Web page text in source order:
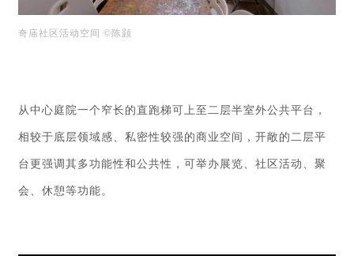
奇庙社区活动空间 ©陈颢
从中心庭院一个窄长的直跑梯可上至二层半室外公共平台，
相较于底层领域感、私密性较强的商业空间，开敞的二层平
台更强调其多功能性和公共性，可举办展览、社区活动、聚
会、休憩等功能。